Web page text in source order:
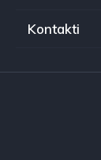
Kontakti